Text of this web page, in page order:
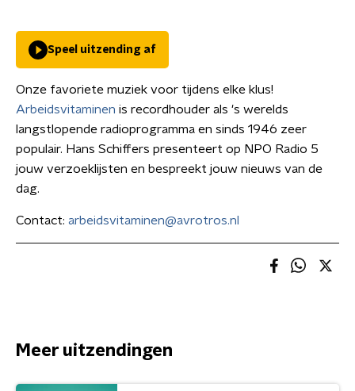
Speel uitzending af
Onze favoriete muziek voor tijdens elke klus!
Arbeidsvitaminen is recordhouder als 's werelds
langstlopende radioprogramma en sinds 1946 zeer
populair. Hans Schiffers presenteert op NPO Radio 5
jouw verzoeklijsten en bespreekt jouw nieuws van de
dag.
Contact: arbeidsvitaminen@avrotros.nl
Meer uitzendingen